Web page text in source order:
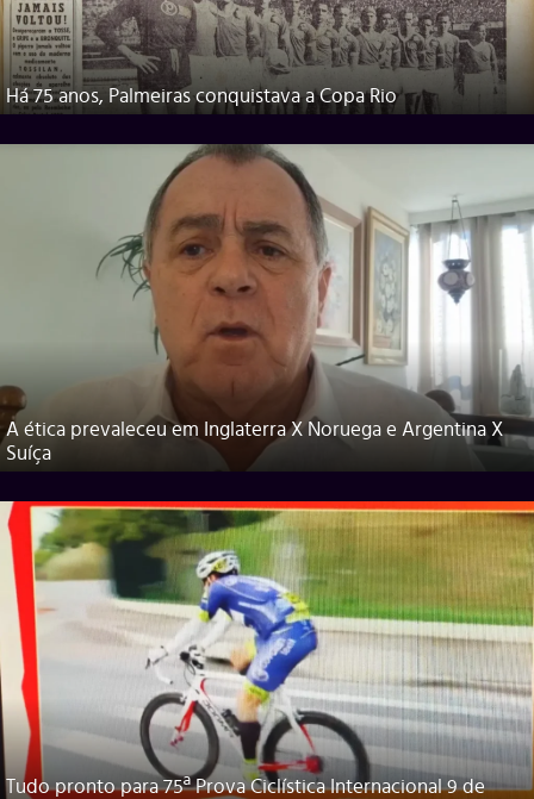
Há 75 anos, Palmeiras conquistava a Copa Rio
A ética prevaleceu em Inglaterra X Noruega e Argentina X
Suíça
Tudo pronto para 75ª Prova Ciclística Internacional 9 de